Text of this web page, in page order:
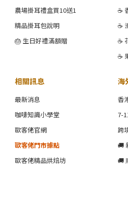
農場掛耳禮盒買10送1
精品掛耳包說明
🎂 生日好禮滿額贈
☕
☕
☕
☕
相關訊息
最新消息
咖啡知識小學堂
歐客佬官網
歐客佬門市據點
歐客佬精品烘焙坊
海
香
7-
跨
🚚
🚚